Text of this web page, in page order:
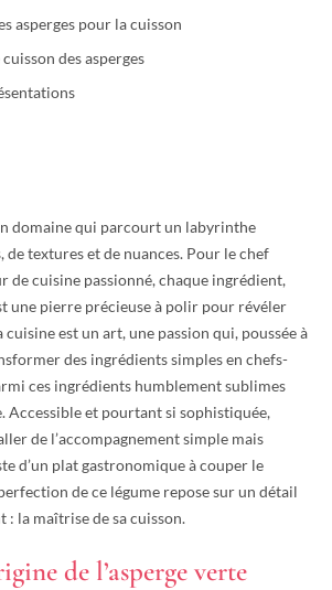
asperges pour la cuisson
des asperges
domaine qui parcourt un labyrinthe
de textures et de nuances. Pour le chef
de cuisine passionné, chaque ingrédient,
une pierre précieuse à polir pour révéler
est un art, une passion qui, poussée à
des ingrédients simples en chefs-
ces ingrédients humblement sublimes
Accessible et pourtant si sophistiquée,
de l’accompagnement simple mais
d’un plat gastronomique à couper le
de ce légume repose sur un détail
: la maîtrise de sa cuisson.
de l’asperge verte